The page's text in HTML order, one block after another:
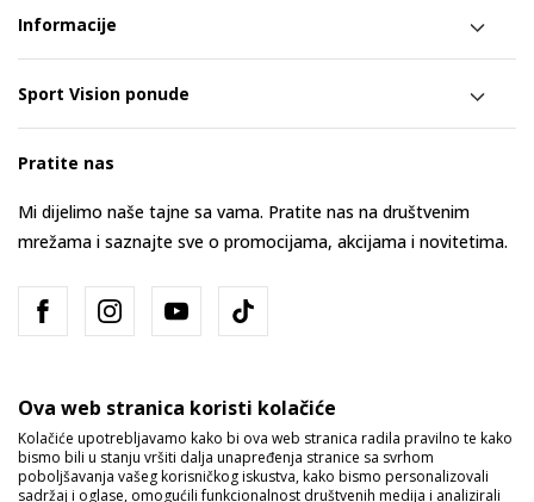
Informacije
Sport Vision ponude
Pratite nas
Mi dijelimo naše tajne sa vama. Pratite nas na društvenim
mrežama i saznajte sve o promocijama, akcijama i novitetima.
Bosna i Hercegovina Promijenite
Ova web stranica koristi kolačiće
Kolačiće upotrebljavamo kako bi ova web stranica radila pravilno te kako
bismo bili u stanju vršiti dalja unapređenja stranice sa svrhom
poboljšavanja vašeg korisničkog iskustva, kako bismo personalizovali
sadržaj i oglase, omogućili funkcionalnost društvenih medija i analizirali